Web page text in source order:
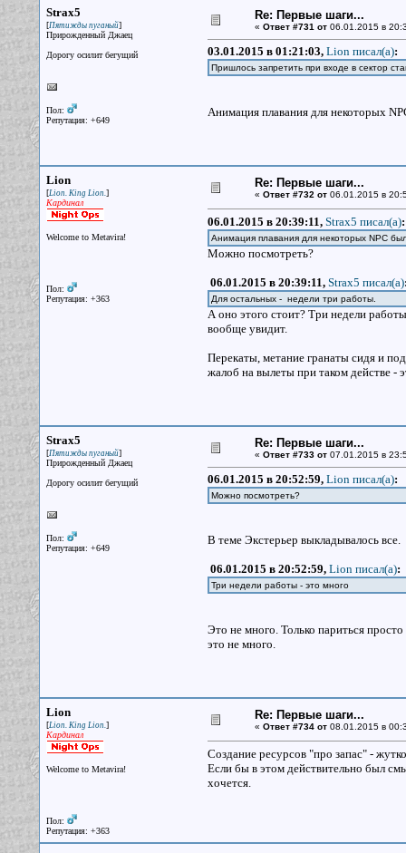
Strax5
[Пятижды пуганый]
Прирожденный Джаец
Дорогу осилит бегущий
Пол:
Репутация: +649
Re: Первые шаги...
« Ответ #731 от06.01.2015 в
03.01.2015 в 01:21:03, Lion писал(a):
Пришлось запретить при входе в сектор
Анимация плавания для некоторых
Lion
[Lion. King Lion.]
Кардинал
Welcome to Metavira!
Пол:
Репутация: +363
Re: Первые шаги...
« Ответ #732 от06.01.2015 в
06.01.2015 в 20:39:11, Strax5 писал(a):
Анимация плавания для некоторых NPC
Можно посмотреть?
06.01.2015 в 20:39:11, Strax5 писал(a)
Для остальных - недели три работы.
А оно этого стоит? Три недели
вообще увидит.
Перекаты, метание гранаты сидя и
жалоб на вылеты при таком действе -
Strax5
[Пятижды пуганый]
Прирожденный Джаец
Дорогу осилит бегущий
Пол:
Репутация: +649
Re: Первые шаги...
« Ответ #733 от07.01.2015 в
06.01.2015 в 20:52:59, Lion писал(a):
Можно посмотреть?
В теме Экстерьер выкладывалось все.
06.01.2015 в 20:52:59, Lion писал(a):
Три недели работы - это много
Это не много. Только париться
это не много.
Lion
[Lion. King Lion.]
Кардинал
Welcome to Metavira!
Пол:
Репутация: +363
Re: Первые шаги...
« Ответ #734 от08.01.2015 в
Создание ресурсов "про запас" -
Если бы в этом действительно был
хочется.